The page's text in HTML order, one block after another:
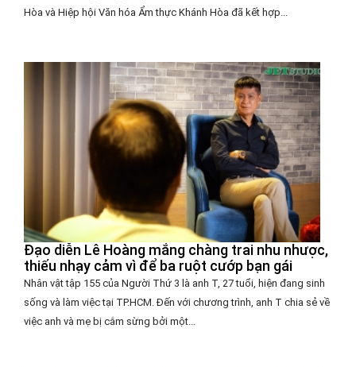
Hòa và Hiệp hội Văn hóa Ẩm thực Khánh Hòa đã kết hợp...
Đạo diễn Lê Hoàng mắng chàng trai nhu nhược,
thiếu nhạy cảm vì để ba ruột cướp bạn gái
Nhân vật tập 155 của Người Thứ 3 là anh T, 27 tuổi, hiện đang sinh
sống và làm việc tại TP.HCM. Đến với chương trình, anh T chia sẻ về
việc anh và mẹ bị cắm sừng bởi một...